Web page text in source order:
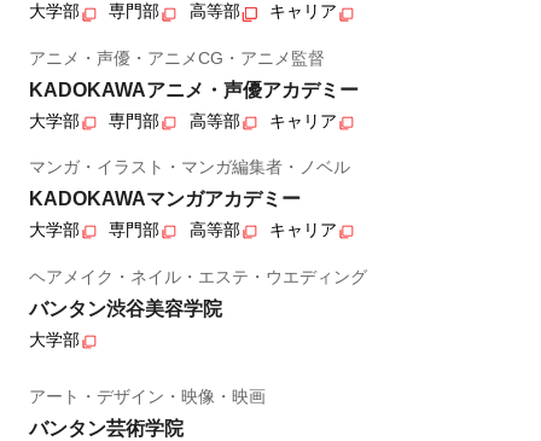
大学部 専門部 高等部 キャリア
アニメ・声優・アニメCG・アニメ監督
KADOKAWAアニメ・声優アカデミー
大学部 専門部 高等部 キャリア
マンガ・イラスト・マンガ編集者・ノベル
KADOKAWAマンガアカデミー
大学部 専門部 高等部 キャリア
ヘアメイク・ネイル・エステ・ウエディング
バンタン渋谷美容学院
大学部
アート・デザイン・映像・映画
バンタン芸術学院